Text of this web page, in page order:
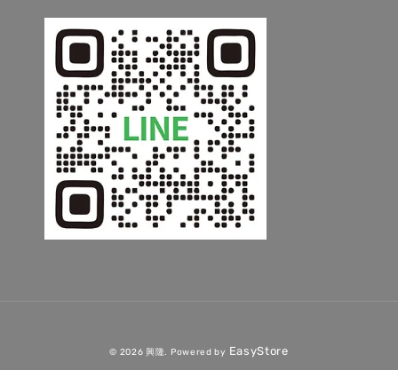
© 2026 興隆. Powered by EasyStore